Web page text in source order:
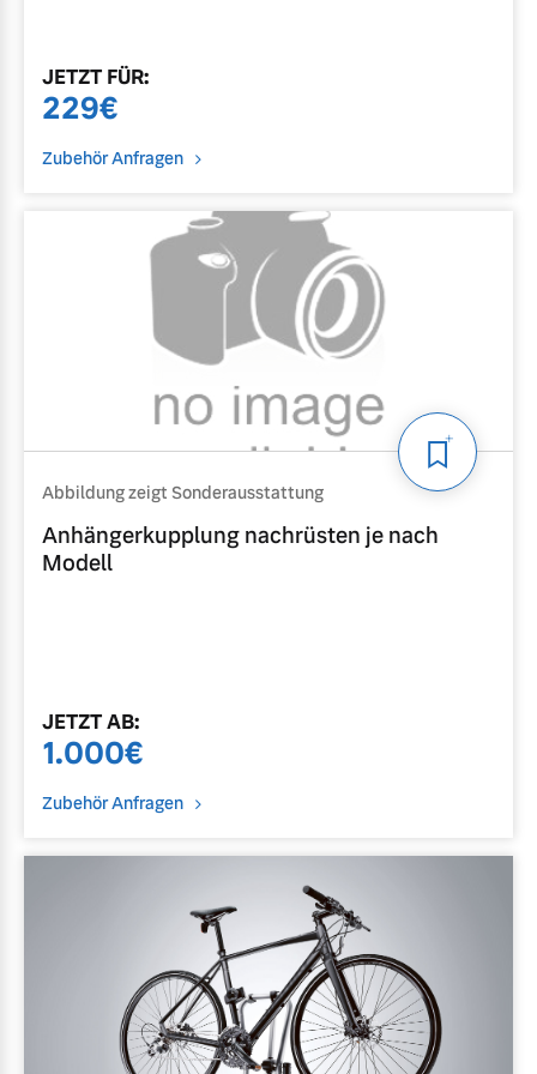
JETZT FÜR:
229€
Zubehör Anfragen
Abbildung zeigt Sonderausstattung
Anhängerkupplung nachrüsten je nach
Modell
JETZTAB:
1.000€
Zubehör Anfragen